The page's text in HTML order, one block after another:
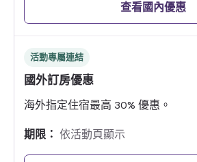
查看國內優惠
活動專屬連結
國外訂房優惠
海外指定住宿最高 30% 優惠。
期限： 依活動頁顯示